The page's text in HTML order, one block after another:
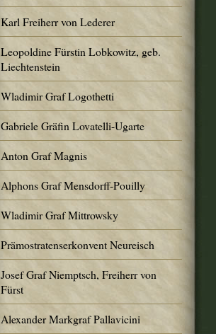
Karl Freiherr von Lederer
Leopoldine Fürstin Lobkowitz, geb.
Liechtenstein
Wladimir Graf Logothetti
Gabriele Gräfin Lovatelli-Ugarte
Anton Graf Magnis
Alphons Graf Mensdorff-Pouilly
Wladimir Graf Mittrowsky
Prämostratenserkonvent Neureisch
Josef Graf Niemptsch, Freiherr von
Fürst
Alexander Markgraf Pallavicini